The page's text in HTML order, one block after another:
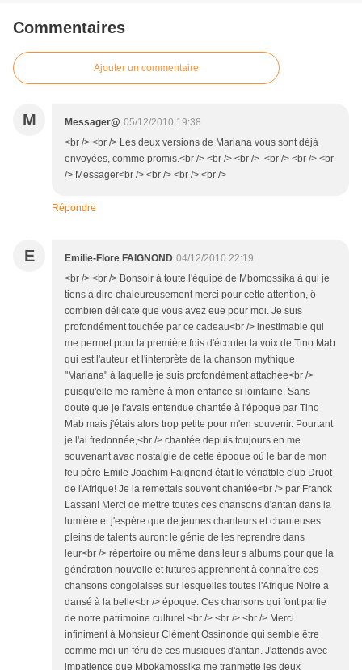
Commentaires
Ajouter un commentaire
M Messager@ 05/12/2010 19:38
<br /> <br /> Les deux versions de Mariana vous sont déjà
envoyées, comme promis.<br /> <br /> <br /> <br /> <br /> <br
/> Messager<br /> <br /> <br /> <br />
Répondre
E Emilie-Flore FAIGNOND 04/12/2010 22:19
<br /> <br /> Bonsoir à toute l'équipe de Mbomossika à qui je
tiens à dire chaleureusement merci pour cette attention, ô
combien délicate que vous avez eue pour moi. Je suis
profondément touchée par ce cadeau<br /> inestimable qui
me permet pour la première fois d'écouter la voix de Tino Mab
qui est l'auteur et l'interprète de la chanson mythique
"Mariana" à laquelle je suis profondément attachée<br />
puisqu'elle me ramène à mon enfance si lointaine. Sans
doute que je l'avais entendue chantée à l'époque par Tino
Mab mais j'étais alors trop petite pour m'en souvenir. Pourtant
je l'ai fredonnée,<br /> chantée depuis toujours en me
souvenant avac nostalgie de cette époque où le bar de mon
feu père Emile Joachim Faignond était le vériatble club Druot
de l'Afrique! Je la remettais souvent chantée<br /> par Franck
Lassan! Merci de mettre toutes ces chansons d'antan dans la
lumière et j'espère que de jeunes chanteurs et chanteuses
pleins de talents auront le génie de les reprendre dans
leur<br /> répertoire ou même dans leur s albums pour que la
génération nouvelle et futures apprennent à connaître ces
chansons congolaises sur lesquelles toutes l'Afrique Noire a
dansé à la belle<br /> époque. Ces chansons qui font partie
de notre patrimoine culturel.<br /> <br /> <br /> Merci
infiniment à Monsieur Clément Ossinonde qui semble être
comme moi un féru de ces musiques d'antan. J'attends avec
impatience que Mbokamossika me tranmette les deux